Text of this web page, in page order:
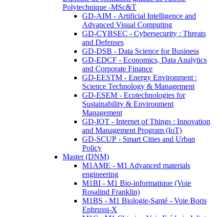
Polytechnique -MSc&T
GD-AIM - Artificial Intelligence and
Advanced Visual Computing
GD-CYBSEC - Cybersecurity : Threats
and Defenses
GD-DSB - Data Science for Business
GD-EDCF - Economics, Data Analytics
and Corporate Finance
GD-EESTM - Energy Environment :
Science Technology & Management
GD-ESEM - Ecotechnologies for
Sustainability & Environment
Management
GD-IOT - Internet of Things : Innovation
and Management Program (IoT)
GD-SCUP - Smart Cities and Urban
Policy
Master (DNM)
M1AME - M1 Advanced materials
engineering
M1BI - M1 Bio-informatique (Voie
Rosalind Franklin)
M1BS - M1 Biologie-Santé - Voie Boris
Ephrussi-X